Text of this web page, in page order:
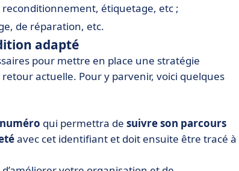
étiquetage, etc ;
de réparation, etc.
adapté
pour mettre en place une stratégie
actuelle. Pour y parvenir, voici quelques
numéro qui permettra de suivre son parcours
avec cet identifiant et doit ensuite être tracé à